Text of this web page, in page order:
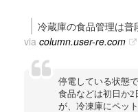
冷蔵庫の食品管理は普
via column.user-re.com
停電している状態
食品などは初日か2
が、冷凍庫にペッ